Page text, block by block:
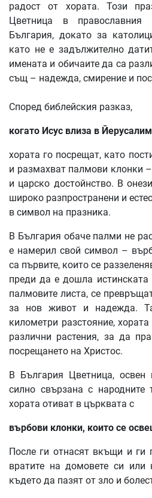
радост от хората. Този
Цветница в православния
България, докато за
като не е задължително
имената и обичаите да са
същ – надежда, смирение и
Според библейския разказ,
когато Исус влиза в Йерусалим
хората го посрещат, като
и размахват палмови клонки
и царско достойнство. В
широко разпространени и
в символ на празника.
В България обаче палми не
е намерил свой символ –
са първите, които се
преди да е дошла
палмовите листа, се
за нов живот и надежда.
километри разстояние,
различни растения, за да
посрещането на Христос.
В България Цветница, освен
силно свързана с
хората отиват в църквата с
върбови клонки, които се
После ги отнасят вкъщи и ги
вратите на домовете си или
където да пазят от зло и